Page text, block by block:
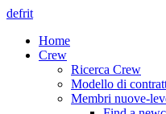
defrit
Home
Crew
Ricerca Crew
Modello di
Membri nuove-